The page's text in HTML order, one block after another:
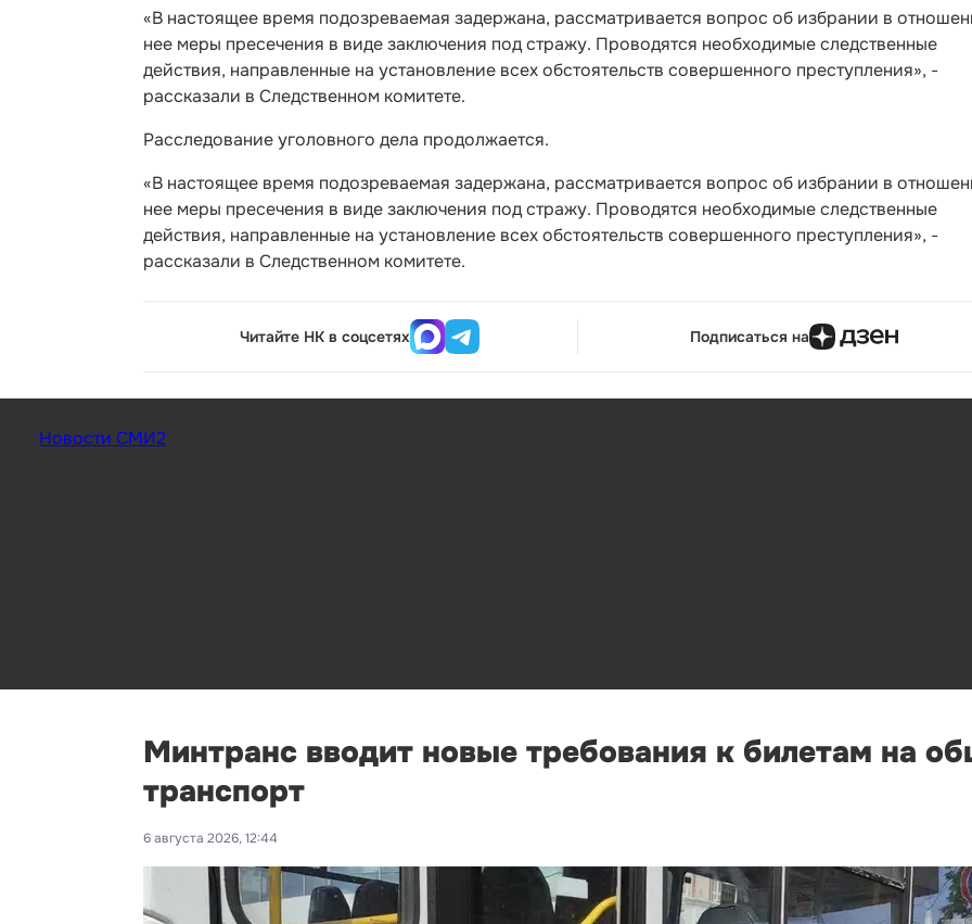
«В настоящее время подозреваемая задержана, рассматривается вопрос об избрании в
нее меры пресечения в виде заключения под стражу. Проводятся необходимые следственные
действия, направленные на установление всех обстоятельств совершенного преступления», -
рассказали в Следственном комитете.
Расследование уголовного дела продолжается.
«В настоящее время подозреваемая задержана, рассматривается вопрос об избрании в
нее меры пресечения в виде заключения под стражу. Проводятся необходимые следственные
действия, направленные на установление всех обстоятельств совершенного преступления», -
рассказали в Следственном комитете.
Читайте НК в соцсетях Подписаться на
Новости СМИ2
Минтранс вводит новые требования к билетам на
транспорт
6 августа 2026, 12:44